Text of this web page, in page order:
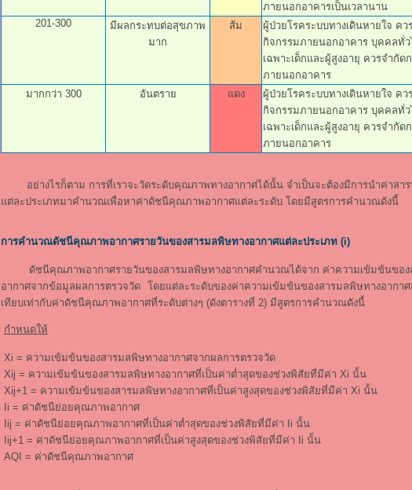
ภายนอกอาคารเป็นเวลานาน
201-300
มีผลกระทบต่อสุขภาพ
มาก
ส้ม
ผู้ป่วยโรคระบบทางเดินหายใจ คว
กิจกรรมภายนอกอาคาร บุคคลทั่ว
เฉพาะเด็กและผู้สูงอายุ ควรจำกัด
ภายนอกอาคาร
มากกว่า 300
อันตราย แดง
ผู้ป่วยโรคระบบทางเดินหายใจ คว
กิจกรรมภายนอกอาคาร บุคคลทั่ว
เฉพาะเด็กและผู้สูงอายุ ควรจำกัด
ภายนอกอาคาร
อย่างไรก็ตาม การที่เราจะวัดระดับคุณภาพทางอากาศได้นั้น จำเป็นจะต้องมีการนำค่าสาร
แต่ละประเภทมาคำนวณเพื่อหาค่าดัชนีคุณภาพอากาศแต่ละระดับ โดยมีสูตรการคำนวณดังนี้
การคำนวณดัชนีคุณภาพอากาศรายวันของสารมลพิษทางอากาศแต่ละประเภท (i)
ดัชนีคุณภาพอากาศรายวันของสารมลพิษทางอากาศคำนวณได้จาก ค่าความเข้มข้นของ
อากาศจากข้อมูลผลการตรวจวัด โดยแต่ละระดับของค่าความเข้มข้นของสารมลพิษทางอากา
เทียบเท่ากับค่าดัชนีคุณภาพอากาศที่ระดับต่างๆ (ดังตารางที่ 2) มีสูตรการคำนวณดังนี้
กำหนดให้
Xi = ความเข้มข้นของสารมลพิษทางอากาศจากผลการตรวจวัด
Xij = ความเข้มข้นของสารมลพิษทางอากาศที่เป็นค่าต่ำสุดของช่วงพิสัยที่มีค่า Xi นั้น
Xij+1 = ความเข้มข้นของสารมลพิษทางอากาศที่เป็นค่าสูงสุดของช่วงพิสัยที่มีค่า Xi นั้น
Ii = ค่าดัชนีย่อยคุณภาพอากาศ
Iij = ค่าดัชนีย่อยคุณภาพอากาศที่เป็นค่าต่ำสุดของช่วงพิสัยที่มีค่า Ii นั้น
Iij+1 = ค่าดัชนีย่อยคุณภาพอากาศที่เป็นค่าสูงสุดของช่วงพิสัยที่มีค่า Ii นั้น
AQI = ค่าดัชนีคุณภาพอากาศ